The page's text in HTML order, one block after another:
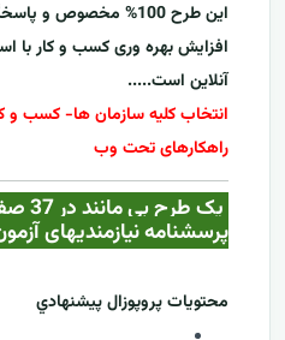
این طرح 100% مخصوص و
افزایش بهره وری کسب و کار با
آنلاین است.....
انتخاب کلیه سازمان ها- کسب و
راهکارهای تحت وب
یک
پرسشنامه نیازمندیهای
محتويات پروپوزال پيشنهادي